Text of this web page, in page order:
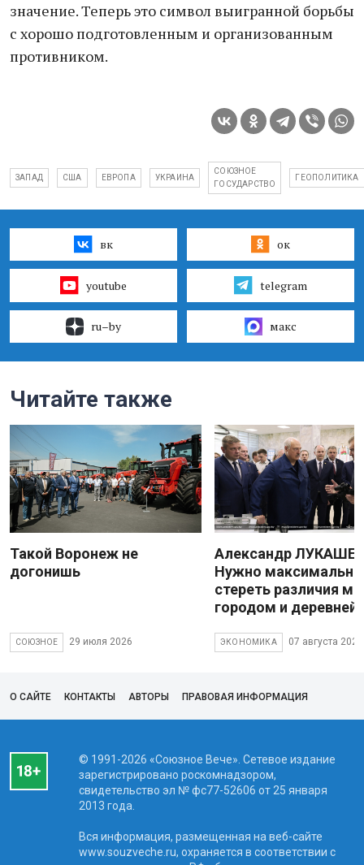
значение. Теперь это символ выигранной борьбы
с хорошо подготовленным и организованным
противником.
ЗАПАД США ЕВРОПА УКРАИНА
СОЮЗНОЕ
ГОСУДАРСТВО
ГЕОПОЛИТИКА
вк ок
youtube telegram
ru–by макс
Читайте также
Такой Воронеж не
догонишь
СОЮЗНОЕ 29 июля 2026
Александр
Нужно максимально
стереть различия
городом и деревней
ЭКОНОМИКА 07 августа 2026
О САЙТЕ КОНТАКТЫ АВТОРЫ ПРАВОВАЯ ИНФОРМАЦИЯ
© 1991-2026 «Союзное Вече». Сетевое издание
зарегистрировано роскомнадзором,
свидетельство эл № фc77-52606 от 25 января
2013 года.
Вся информация, размещенная на веб-сайте
www.souzveche.ru, охраняется в соответствии с